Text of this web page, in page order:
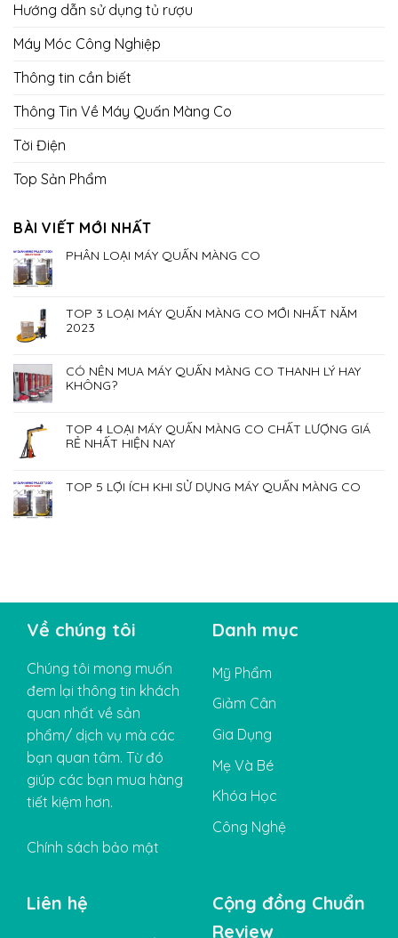
Hướng dẫn sử dụng tủ rượu
Máy Móc Công Nghiệp
Thông tin cần biết
Thông Tin Về Máy Quấn Màng Co
Tời Điện
Top Sản Phẩm
BÀI VIẾT MỚI NHẤT
PHÂN LOẠI MÁY QUẤN MÀNG CO
TOP 3 LOẠI MÁY QUẤN MÀNG CO MỚI NHẤT NĂM
2023
CÓ NÊN MUA MÁY QUẤN MÀNG CO THANH LÝ HAY
KHÔNG?
TOP 4 LOẠI MÁY QUẤN MÀNG CO CHẤT LƯỢNG GIÁ
RẺ NHẤT HIỆN NAY
TOP 5 LỢI ÍCH KHI SỬ DỤNG MÁY QUẤN MÀNG CO
Về chúng tôi
Chúng tôi mong muốn
đem lại thông tin khách
quan nhất về sản
phẩm/ dịch vụ mà các
bạn quan tâm. Từ đó
giúp các bạn mua hàng
tiết kiệm hơn.
Chính sách bảo mật
Danh mục
Mỹ Phẩm
Giảm Cân
Gia Dụng
Mẹ Và Bé
Khóa Học
Công Nghệ
Liên hệ
Cộng đồng Chuẩn
Review